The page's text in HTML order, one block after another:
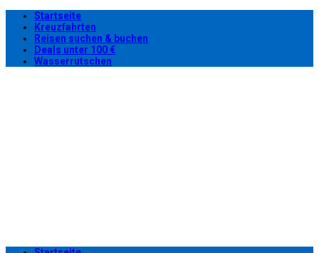
Startseite
Kreuzfahrten
Reisen suchen & buchen
Deals unter 100 €
Wasserrutschen